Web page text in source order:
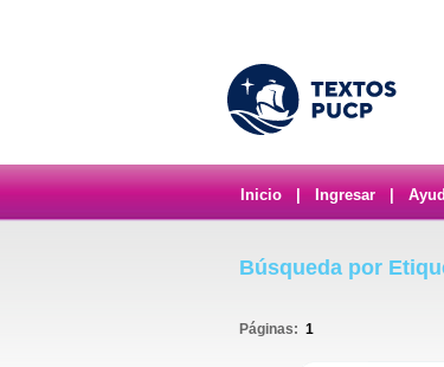
Inicio Ingresar
Búsqueda por
Páginas: 1